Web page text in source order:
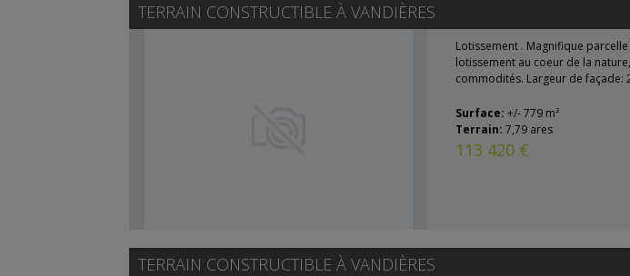
TERRAIN CONSTRUCTIBLE À VANDIÈRES
Lotissement . Magnifique
lotissement au coeur de la
commodités. Largeur de façade:
Surface: +/- 779 m²
Terrain: 7,79 ares
113 420 €
TERRAIN CONSTRUCTIBLE À VANDIÈRES